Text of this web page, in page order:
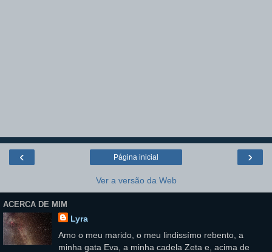
‹ ›
Página inicial
Ver a versão da Web
ACERCA DE MIM
Lyra
Amo o meu marido, o meu lindissímo rebento, a
minha gata Eva, a minha cadela Zeta e, acima de